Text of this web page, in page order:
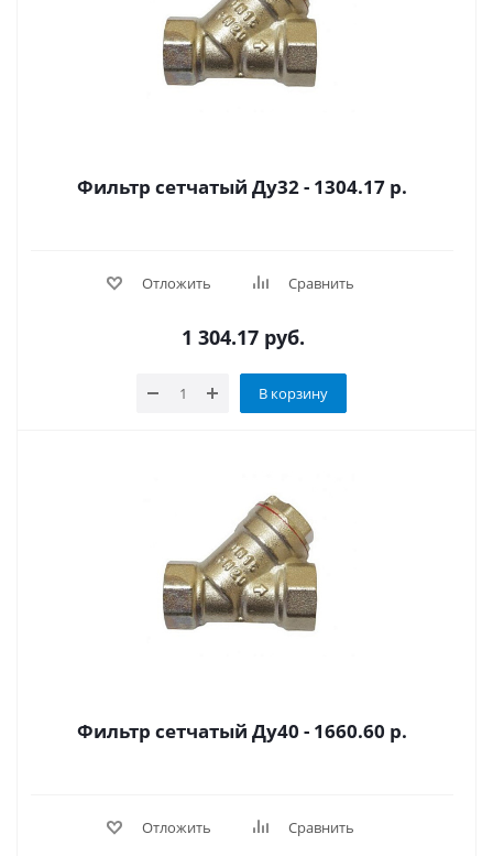
Фильтр сетчатый Ду32 - 1304.17 р.
Отложить Сравнить
1 304.17руб.
В корзину
Фильтр сетчатый Ду40 - 1660.60 р.
Отложить Сравнить